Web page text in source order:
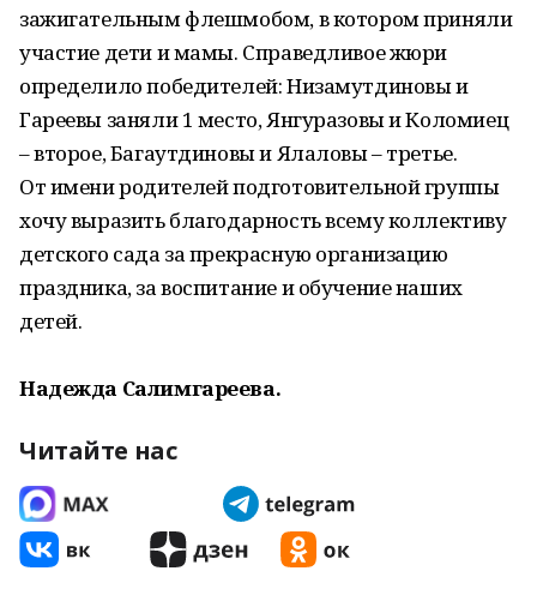
зажигательным флешмобом, в котором приняли
участие дети и мамы. Справедливое жюри
определило победителей: Низамутдиновы и
Гареевы заняли 1 место, Янгуразовы и Коломиец
– второе, Багаутдиновы и Ялаловы – третье.
От имени родителей подготовительной группы
хочу выразить благодарность всему коллективу
детского сада за прекрасную организацию
праздника, за воспитание и обучение наших
детей.
Надежда Салимгареева.
Читайте нас